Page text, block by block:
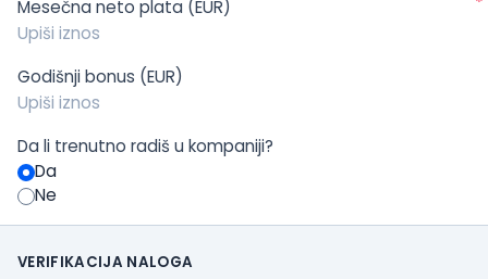
Mesečna neto plata (EUR)
Godišnji bonus (EUR)
Da li trenutno radiš u kompaniji?
Da
Ne
VERIFIKACIJA NALOGA